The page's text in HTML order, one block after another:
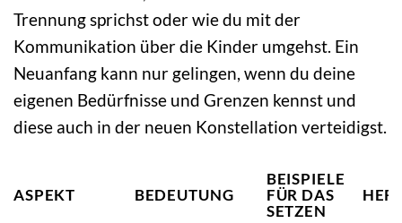
Trennung sprichst oder wie du mit der
Kommunikation über die Kinder umgehst. Ein
Neuanfang kann nur gelingen, wenn du deine
eigenen Bedürfnisse und Grenzen kennst und
diese auch in der neuen Konstellation verteidigst.
ASPEKT BEDEUTUNG
BEISPIELE
FÜR DAS
SETZEN